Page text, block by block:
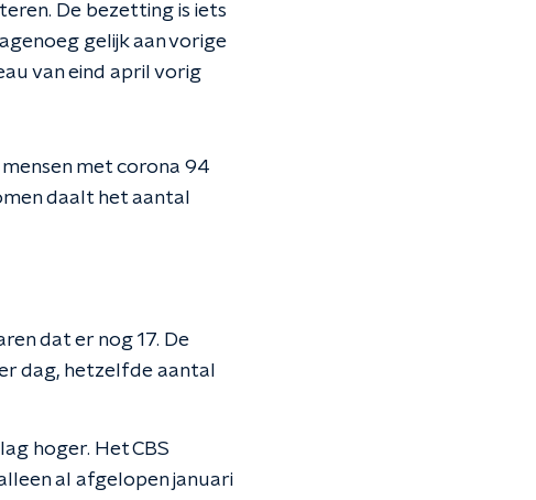
De bezetting is iets
gelijk aan vorige
van eind april vorig
met corona 94
daalt het aantal
dat er nog 17. De
dag, hetzelfde aantal
hoger. Het CBS
al afgelopen januari